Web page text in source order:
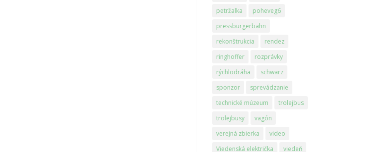
petržalka
poheveg6
pressburgerbahn
rekonštrukcia
rendez
ringhoffer
rozprávky
rýchlodráha
schwarz
sponzor
sprevádzanie
technické múzeum
trolejbus
trolejbusy
vagón
verejná zbierka
video
Viedenská električka
viedeň